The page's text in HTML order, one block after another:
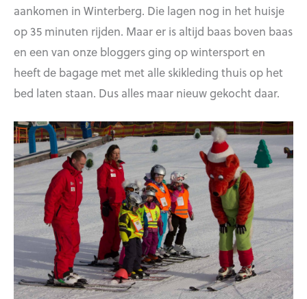
aankomen in Winterberg. Die lagen nog in het huisje
op 35 minuten rijden. Maar er is altijd baas boven baas
en een van onze bloggers ging op wintersport en
heeft de bagage met met alle skikleding thuis op het
bed laten staan. Dus alles maar nieuw gekocht daar.